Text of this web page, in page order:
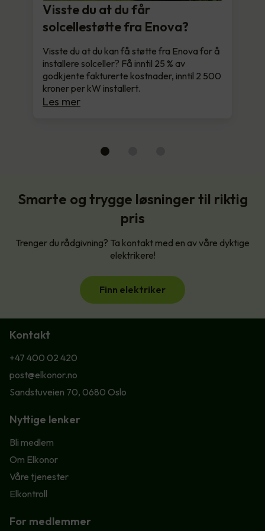
Visste du at du får
solcellestøtte fra Enova?
Visste du at du kan få støtte fra Enova for å
installere solceller? Få inntil 25 % av
godkjente fakturerte kostnader, inntil 2 500
kroner per kW installert.
Les mer
Smarte og trygge løsninger til riktig
pris
Trenger du rådgivning? Ta kontakt med en av våre dyktige
elektrikere!
Finn elektriker
Kontakt
+47 400 02 420
post@elkonor.no
Sandstuveien 70, 0680 Oslo
Nyttige lenker
Bli medlem
Om Elkonor
Våre tjenester
Elkontroll
For medlemmer